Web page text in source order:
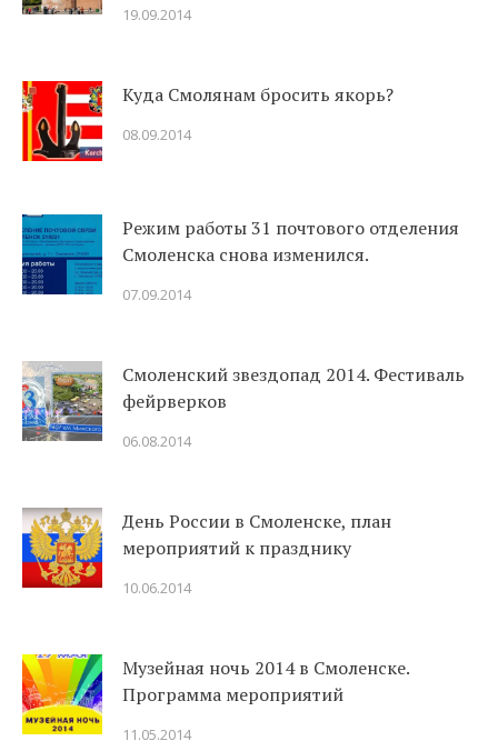
19.09.2014
Куда Смолянам бросить якорь?
08.09.2014
Режим работы 31 почтового отделения
Смоленска снова изменился.
07.09.2014
Смоленский звездопад 2014. Фестиваль
фейрверков
06.08.2014
День России в Смоленске, план
мероприятий к празднику
10.06.2014
Музейная ночь 2014 в Смоленске.
Программа мероприятий
11.05.2014